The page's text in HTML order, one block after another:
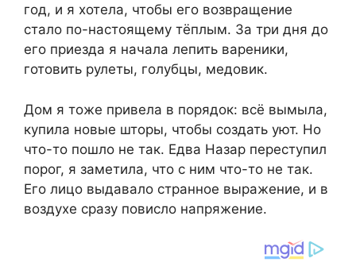
год, и я хотела, чтобы его возвращение
стало по-настоящему тёплым. За три дня до
его приезда я начала лепить вареники,
готовить рулеты, голубцы, медовик.
Дом я тоже привела в порядок: всё вымыла,
купила новые шторы, чтобы создать уют. Но
что-то пошло не так. Едва Назар переступил
порог, я заметила, что с ним что-то не так.
Его лицо выдавало странное выражение, и в
воздухе сразу повисло напряжение.